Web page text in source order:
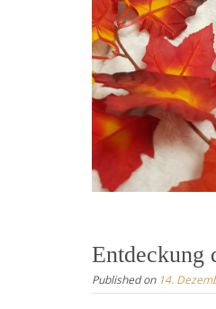
Entdeckung
Published on 14.